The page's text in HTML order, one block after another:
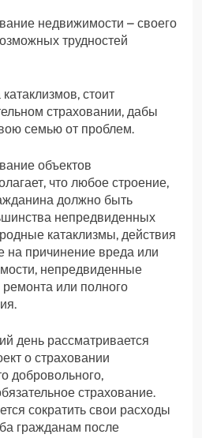
недвижимости – своего
трудностей
стоит
страховании, дабы
семью от проблем.
объектов
что любое строение,
должно быть
непредвиденных
катаклизмы, действия
причинение вреда или
непредвиденные
или полного
день рассматривается
о страховании
добровольного,
страхование.
сократить свои расходы
гражданам после